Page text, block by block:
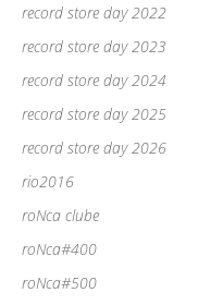
record store day 2022
record store day 2023
record store day 2024
record store day 2025
record store day 2026
rio2016
roNca clube
roNca#400
roNca#500